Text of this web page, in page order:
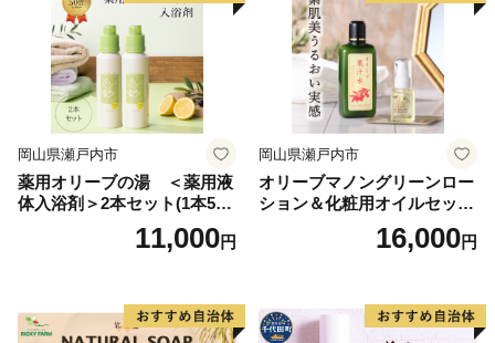
岡山県瀬戸内市
薬用オリーブの湯 ＜薬用液
体入浴剤＞2本セット(1本500
11,000円
岡山県瀬戸内市
オリーブマノングリーンロー
ション＆化粧用オイルセット
美容グッズ スキンケア 化粧
16,000円